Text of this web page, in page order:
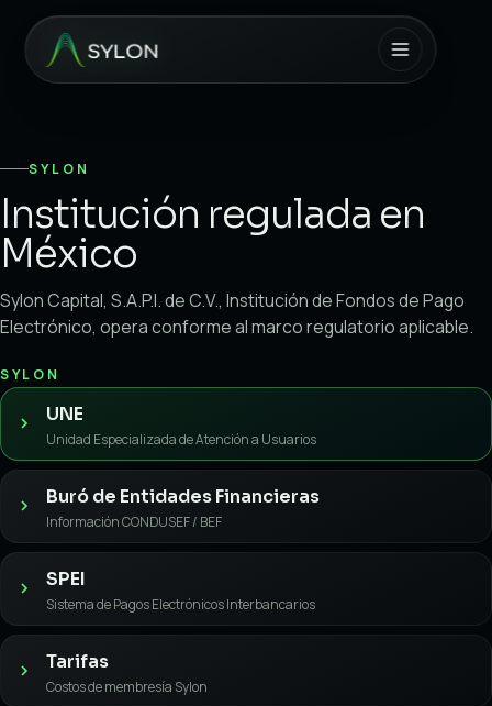
SYLON
Institución regulada en
México
Sylon Capital, S.A.P.I. de C.V., Institución de Fondos de Pago
Electrónico, opera conforme al marco regulatorio aplicable.
SYLON
UNE
Unidad Especializada de Atención a Usuarios
Buró de Entidades Financieras
Información CONDUSEF / BEF
SPEI
Sistema de Pagos Electrónicos Interbancarios
Tarifas
Costos de membresía Sylon